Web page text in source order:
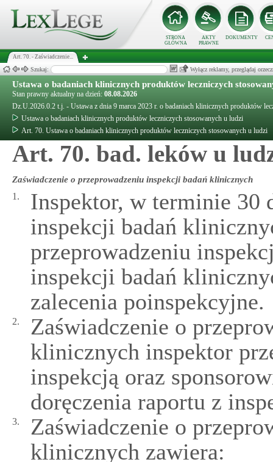
STRONA
GŁÓWNA
AKTY
PRAWNE
DOKUMENTY
Art. 70. - Zaświadczenie...
Szukaj: Wyłącz reklamy, przeglądaj
Ustawa o badaniach klinicznych produktów leczniczych
Stan prawny aktualny na dzień: 08.08.2026
Dz.U.2026.0.2 t.j. - Ustawa z dnia 9 marca 2023 r. o badaniach klinicznych produktów
Ustawa o badaniach klinicznych produktów leczniczych stosowanych u ludzi
Art. 70. Ustawa o badaniach klinicznych produktów leczniczych stosowanych u ludzi
Art. 70. bad. leków u
Zaświadczenie o przeprowadzeniu inspekcji badań klinicznych
1.
Inspektor, w terminie 30
inspekcji badań
przeprowadzeniu
inspekcji badań
zalecenia poinspekcyjne.
2.
Zaświadczenie o
klinicznych inspektor
inspekcją oraz
doręczenia raportu z
3.
Zaświadczenie o
klinicznych zawiera: